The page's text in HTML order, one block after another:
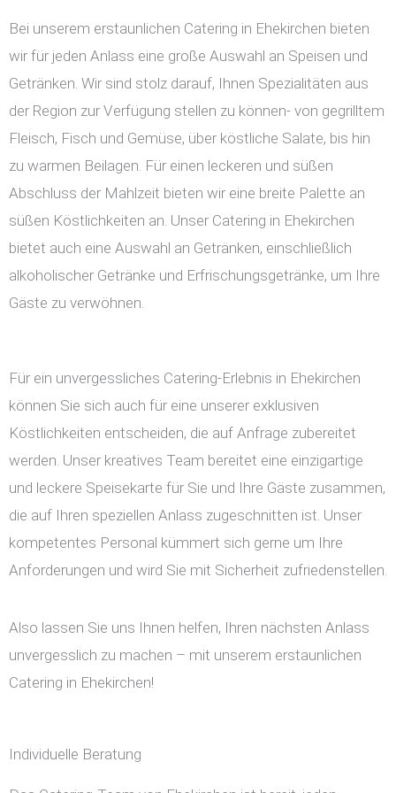
Bei unserem erstaunlichen Catering in Ehekirchen bieten
wir für jeden Anlass eine große Auswahl an Speisen und
Getränken. Wir sind stolz darauf, Ihnen Spezialitäten aus
der Region zur Verfügung stellen zu können- von gegrilltem
Fleisch, Fisch und Gemüse, über köstliche Salate, bis hin
zu warmen Beilagen. Für einen leckeren und süßen
Abschluss der Mahlzeit bieten wir eine breite Palette an
süßen Köstlichkeiten an. Unser Catering in Ehekirchen
bietet auch eine Auswahl an Getränken, einschließlich
alkoholischer Getränke und Erfrischungsgetränke, um Ihre
Gäste zu verwöhnen.
Für ein unvergessliches Catering-Erlebnis in Ehekirchen
können Sie sich auch für eine unserer exklusiven
Köstlichkeiten entscheiden, die auf Anfrage zubereitet
werden. Unser kreatives Team bereitet eine einzigartige
und leckere Speisekarte für Sie und Ihre Gäste zusammen,
die auf Ihren speziellen Anlass zugeschnitten ist. Unser
kompetentes Personal kümmert sich gerne um Ihre
Anforderungen und wird Sie mit Sicherheit zufriedenstellen.
Also lassen Sie uns Ihnen helfen, Ihren nächsten Anlass
unvergesslich zu machen – mit unserem erstaunlichen
Catering in Ehekirchen!
Individuelle Beratung